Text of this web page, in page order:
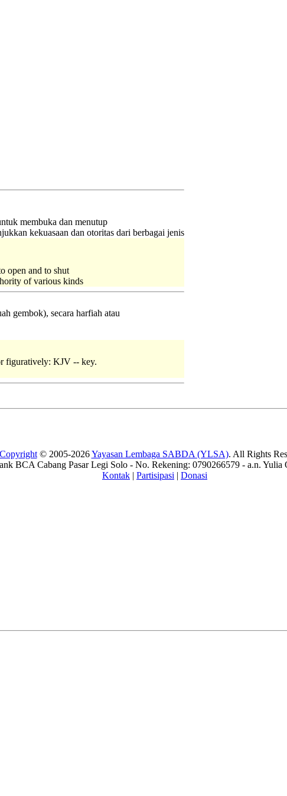
membuka dan menutup
kekuasaan dan otoritas dari berbagai jenis
open and to shut
of various kinds
gembok), secara harfiah atau
figuratively: KJV -- key.
Copyright© 2005-2026Yayasan Lembaga SABDA (YLSA). All Rights
BCA Cabang Pasar Legi Solo - No. Rekening: 0790266579 - a.n. Yulia
Kontak | Partisipasi | Donasi